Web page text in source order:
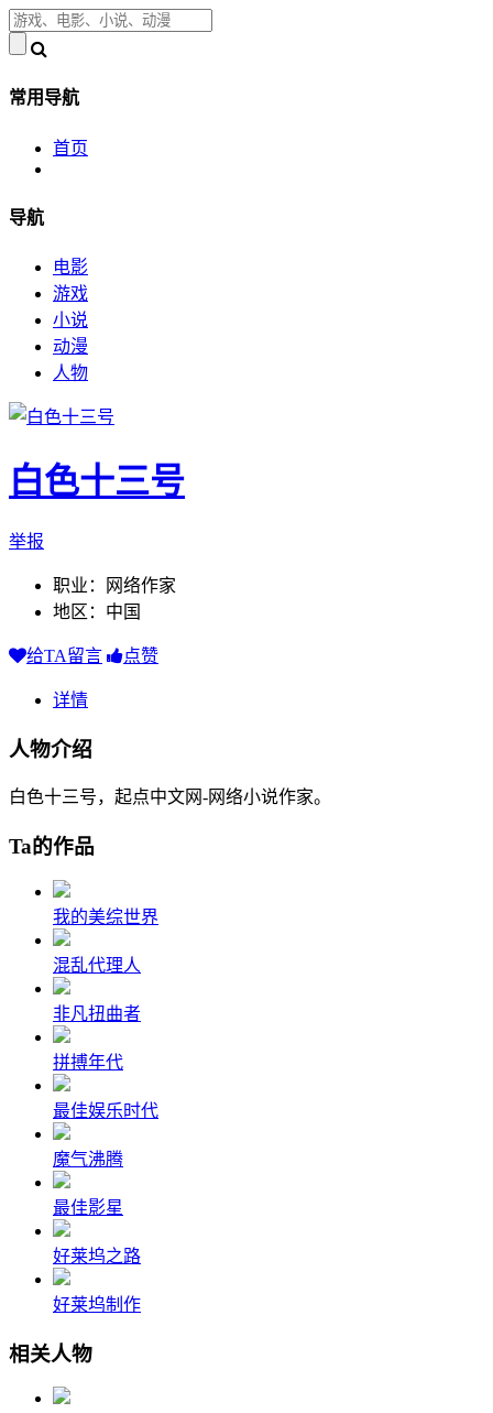
常用导航
首页
导航
电影
游戏
小说
动漫
人物
白色十三号
举报
职业：网络作家
地区：中国
给TA留言 点赞
详情
人物介绍
白色十三号，起点中文网-网络小说作家。
Ta的作品
我的美综世界
混乱代理人
非凡扭曲者
拼搏年代
最佳娱乐时代
魔气沸腾
最佳影星
好莱坞之路
好莱坞制作
相关人物